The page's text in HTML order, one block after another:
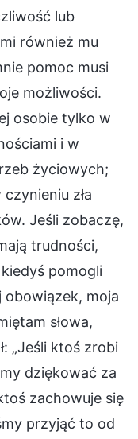
lub
również mu
pomoc musi
możliwości.
osobie tylko w
i w
życiowych;
zła
Jeśli zobaczę,
trudności,
pomogli
obowiązek, moja
słowa,
„Jeśli ktoś zrobi
dziękować za
zachowuje się
przyjąć to od